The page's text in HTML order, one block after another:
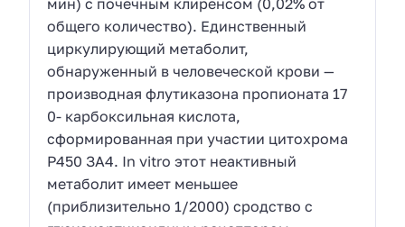
общего количество). Единственный
циркулирующий метаболит,
обнаруженный в человеческой крови —
производная флутиказона пропионата 17
0- карбоксильная кислота,
сформированная при участии цитохрома
Р450 ЗА4. In vitro этот неактивный
метаболит имеет меньшее
(приблизительно 1/2000) сродство с